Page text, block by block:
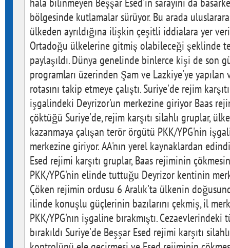
bölgesinde kutlamalar sürüyor. Bu arada
ülkeden ayrıldığına ilişkin çeşitli iddialara yer
Ortadoğu ülkelerine gitmiş olabileceği şeklinde
paylaşıldı. Dünya genelinde binlerce kişi de son
programları üzerinden Şam ve Lazkiye'ye
rotasını takip etmeye çalıştı. Suriye'de rejim
işgalindeki Deyrizor'un merkezine giriyor Baas
çöktüğü Suriye'de, rejim karşıtı silahlı gruplar,
kazanmaya çalışan terör örgütü PKK/YPG'nin
merkezine giriyor. AA'nın yerel kaynaklardan
Esed rejimi karşıtı gruplar, Baas rejiminin
PKK/YPG'nin elinde tuttuğu Deyrizor kentinin
Çöken rejimin ordusu 6 Aralık'ta ülkenin
ilinde konuşlu güçlerinin bazılarını çekmiş, il
PKK/YPG'nın işgaline bırakmıştı.
bırakıldı Suriye'de Beşşar Esed rejimi karşıtı